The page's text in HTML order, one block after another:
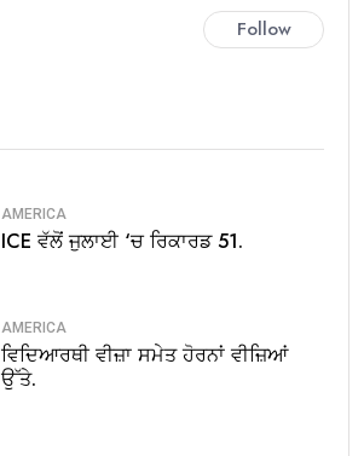
Follow
AMERICA
ICE ਵੱਲੋਂ ਜੁਲਾਈ ‘ਚ ਰਿਕਾਰਡ 51.
AMERICA
ਵਿਦਿਆਰਥੀ ਵੀਜ਼ਾ ਸਮੇਤ ਹੋਰਨਾਂ ਵੀਜ਼ਿਆਂ
ਉੱਤੇ.